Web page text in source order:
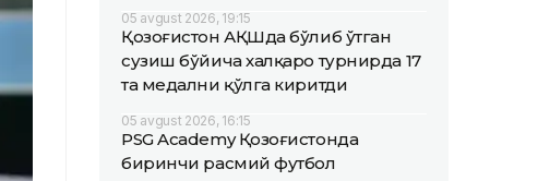
05 avgust 2026, 19:15
Қозоғистон АҚШда бўлиб ўтган
сузиш бўйича халқаро турнирда 17
та медални қўлга киритди
05 avgust 2026, 16:15
PSG Academy Қозоғистонда
биринчи расмий футбол